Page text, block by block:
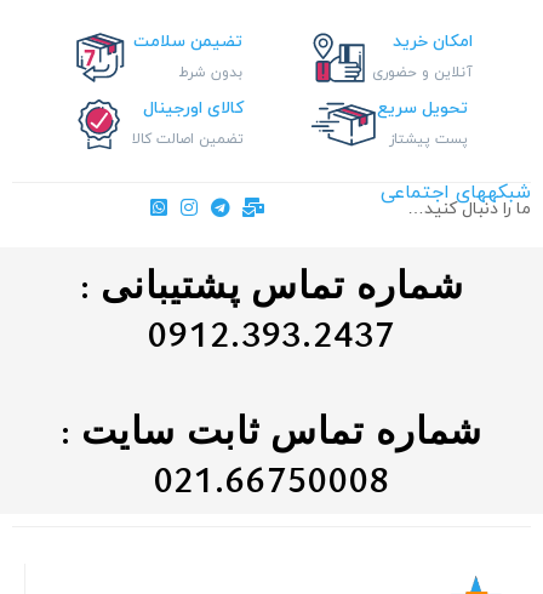
امکان خرید
آنلاین و حضوری
تضیمن سلامت
بدون شرط
تحویل سریع
پست پیشتاز
کالای اورجینال
تضمین اصالت کالا
شبکههای اجتماعی
ما را دنبال کنید…
شماره تماس پشتیبانی :
0912.393.2437
شماره تماس ثابت سایت :
021.66750008